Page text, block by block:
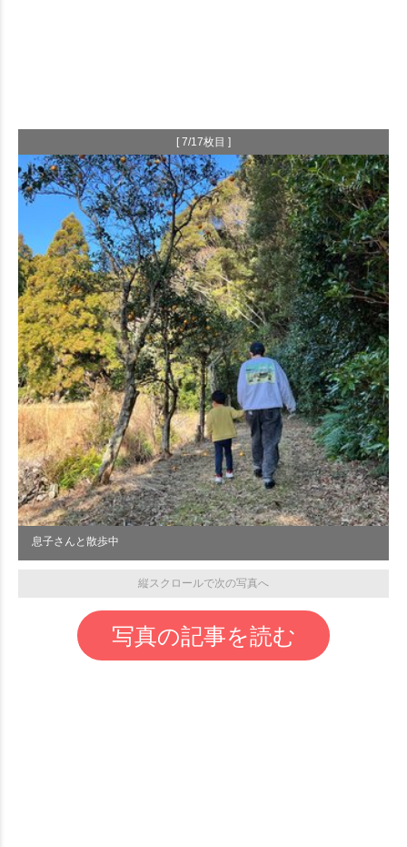
[ 7/17枚目 ]
息子さんと散歩中
縦スクロールで次の写真へ
写真の記事を読む